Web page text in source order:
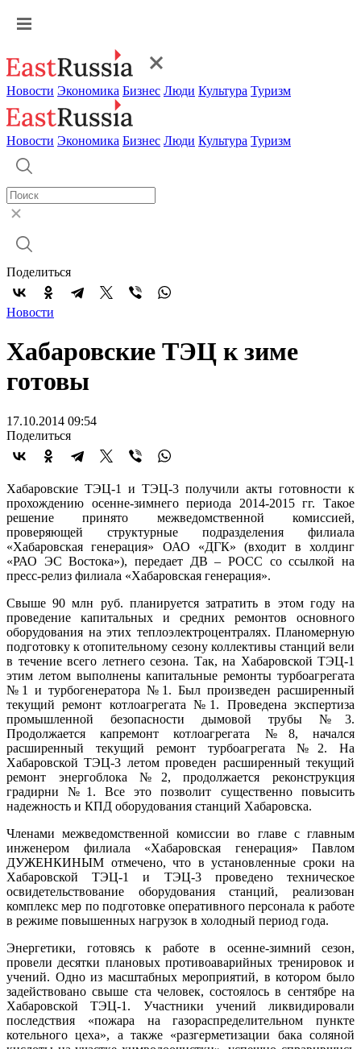
Новости Экономика Бизнес Люди Культура Туризм
Новости Экономика Бизнес Люди Культура Туризм
Поделиться
Новости
Хабаровские ТЭЦ к зиме
готовы
17.10.2014 09:54
Поделиться
Хабаровские ТЭЦ-1 и ТЭЦ-3 получили акты готовности к
прохождению осенне-зимнего периода 2014-2015 гг. Такое
решение принято межведомственной комиссией,
проверяющей структурные подразделения филиала
«Хабаровская генерация» ОАО «ДГК» (входит в холдинг
«РАО ЭС Востока»), передает ДВ – РОСС со ссылкой на
пресс-релиз филиала «Хабаровская генерация».
Свыше 90 млн руб. планируется затратить в этом году на
проведение капитальных и средних ремонтов основного
оборудования на этих теплоэлектроцентралях. Планомерную
подготовку к отопительному сезону коллективы станций вели
в течение всего летнего сезона. Так, на Хабаровской ТЭЦ-1
этим летом выполнены капитальные ремонты турбоагрегата
№1 и турбогенератора №1. Был произведен расширенный
текущий ремонт котлоагрегата №1. Проведена экспертиза
промышленной безопасности дымовой трубы №3.
Продолжается капремонт котлоагрегата №8, начался
расширенный текущий ремонт турбоагрегата №2. На
Хабаровской ТЭЦ-3 летом проведен расширенный текущий
ремонт энергоблока №2, продолжается реконструкция
градирни №1. Все это позволит существенно повысить
надежность и КПД оборудования станций Хабаровска.
Членами межведомственной комиссии во главе с главным
инженером филиала «Хабаровская генерация» Павлом
ДУЖЕНКИНЫМ отмечено, что в установленные сроки на
Хабаровской ТЭЦ-1 и ТЭЦ-3 проведено техническое
освидетельствование оборудования станций, реализован
комплекс мер по подготовке оперативного персонала к работе
в режиме повышенных нагрузок в холодный период года.
Энергетики, готовясь к работе в осенне-зимний сезон,
провели десятки плановых противоаварийных тренировок и
учений. Одно из масштабных мероприятий, в котором было
задействовано свыше ста человек, состоялось в сентябре на
Хабаровской ТЭЦ-1. Участники учений ликвидировали
последствия «пожара на газораспределительном пункте
котельного цеха», а также «разгерметизации бака соляной